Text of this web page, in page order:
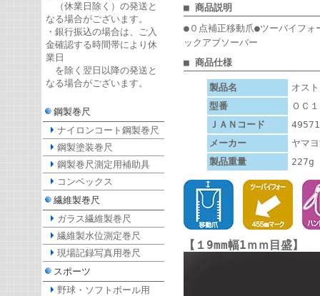
（休業日除く）の発送と
なる場合がございます。
・銀行振込の場合は、ご入
金確認する時間帯により休
業日
を除く翌日以降の発送と
なる場合がございます。
鋼製巻尺
ナイロンコート鋼製巻尺
鋼製塗装巻尺
鋼製巻尺測定用補助具
コンベックス
繊維製巻尺
ガラス繊維製巻尺
繊維製水位測定巻尺
現場記録写真用巻尺
スポーツ
野球・ソフトボール用
■ 商品説明
●０点補正移動爪●ツーバイフ
ックアブソーバー
■ 商品仕様
製品名
オス
型番
ＯＣ
ＪＡＮコード
メーカー
ヤマ
製品重量
227g
【１9mm幅1ｍｍ目盛】